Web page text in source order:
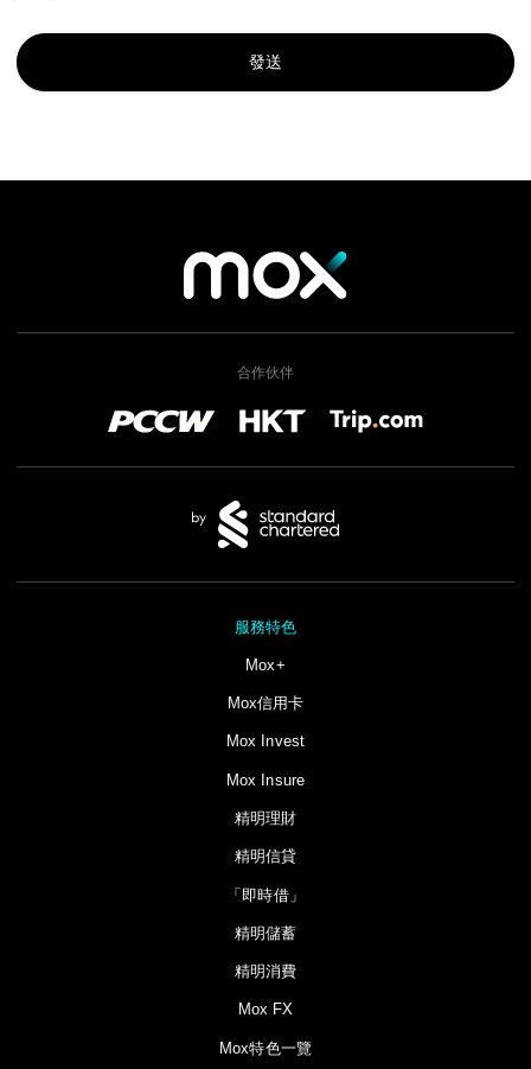
發送
合作伙伴
服務特色
Mox+
Mox信用卡
Mox Invest
Mox Insure
精明理財
精明信貸
「即時借」
精明儲蓄
精明消費
Mox FX
Mox特色一覽